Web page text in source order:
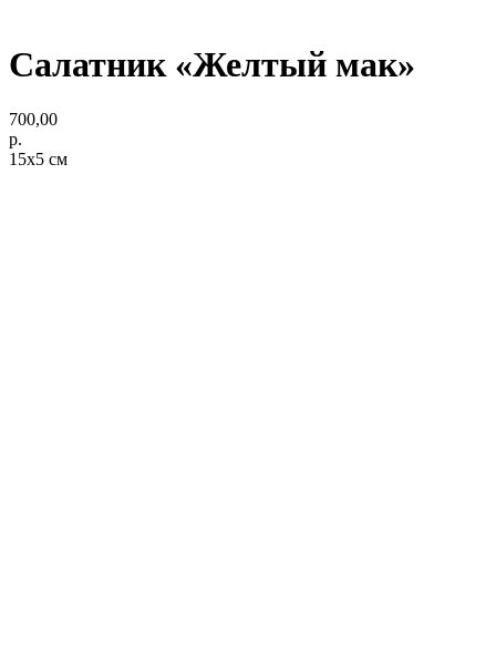
Салатник «Желтый мак»
700,00
р.
15х5 см